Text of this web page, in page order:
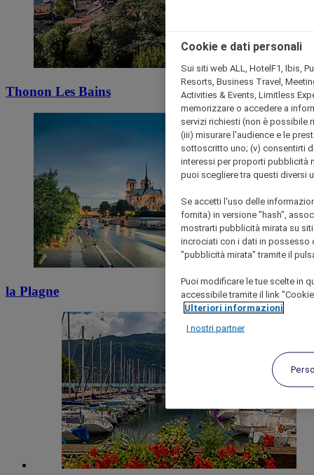
Thonon Les Bains
la Plagne
Cookie e dati personali
Sui siti web ALL, HotelF1, Ibis,
Resorts, Business Travel,
Activities & Events, Limitless
memorizzare o accedere a
servizi richiesti (non è possibile
(iii) misurare l'audience e le
sottoscritto uno; (v) consentirti
interessi per proporti pubblicità
puoi scegliere tra questi diversi
Se accetti l'uso delle
fornita) in versione "hash",
mostrarti pubblicità mirata su
incrociati con i dati in possesso
"pubblicità mirata" tramite il
Puoi modificare le tue scelte in
accessibile tramite il link
Ulteriori informazioni
I nostri partner